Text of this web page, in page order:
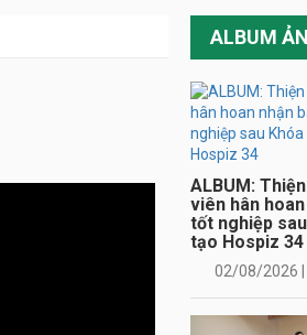
ALBUM
ALBUM:
viên hân hoan
tốt nghiệp sau
tạo Hospiz 34
02/08/2026 |